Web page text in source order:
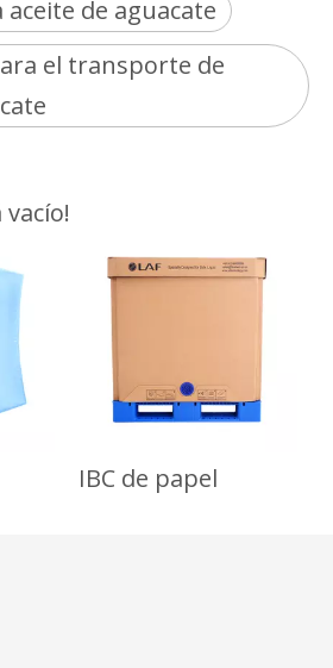
aceite de aguacate
el transporte de
IBC de papel